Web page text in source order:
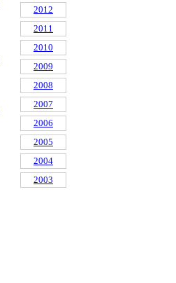
2012
2011
2010
2009
2008
2007
2006
2005
2004
2003